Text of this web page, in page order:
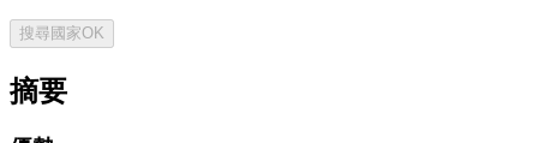
搜尋國家OK
摘要